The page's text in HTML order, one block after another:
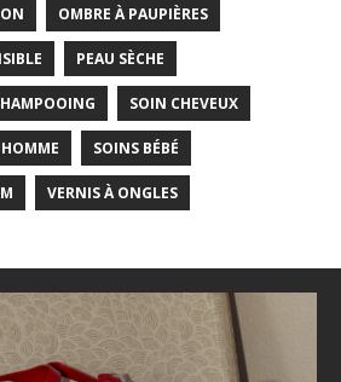
OMBRE À PAUPIÈRES
PEAU SÈCHE
SOIN CHEVEUX
SOINS BÉBÉ
VERNIS À ONGLES